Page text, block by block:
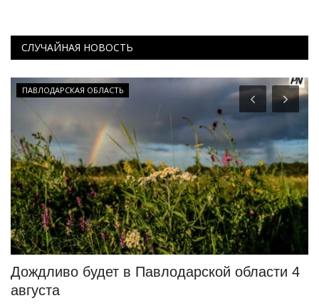
СЛУЧАЙНАЯ НОВОСТЬ
ПАВЛОДАРСКАЯ ОБЛАСТЬ
Дождливо будет в Павлодарской области 4
августа